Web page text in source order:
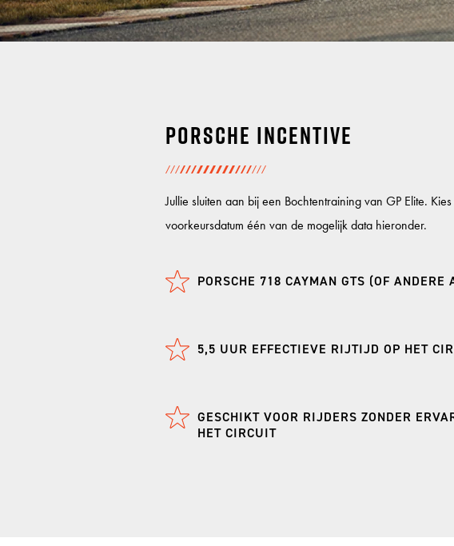
GP RALLY
RALLYTRAINING 1 MEPPEN
RALLYTRAINING 1 WEEZE
RALLYTRAINING 2 METTET
RALLYTRAINING 3 FINLAND
RALLYTRAINING 3 AREA 39
Porsche incentive
Jullie sluiten aan bij een Bochtentraining van GP Elite.
voorkeursdatum één van de mogelijk data hieronder.
PORSCHE 718 CAYMAN GTS (OF ANDERE
5,5 UUR EFFECTIEVE RIJTIJD OP HET
GESCHIKT VOOR RIJDERS ZONDER
HET CIRCUIT